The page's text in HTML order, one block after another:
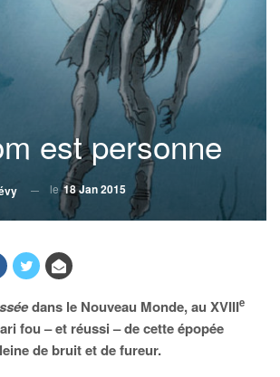
est personne
le18 Jan 2015
dans le Nouveau Monde, au XVIIIe
fou – et réussi – de cette épopée
de bruit et de fureur.